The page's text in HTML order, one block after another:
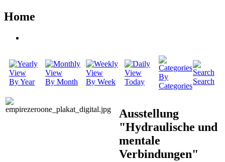
Home
By Year By Month By Week Today
By
Categories
Search
Ausstellung
"Hydraulische und
mentale
Verbindungen"